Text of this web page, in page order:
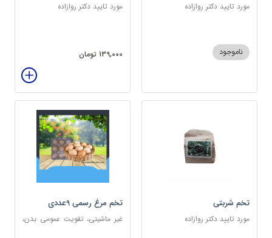
مورد تایید دکتر روازاده
ناموجود
مورد تایید دکتر روازاده
139,000 تومان
تخم شربتی
مورد تایید دکتر روازاده
تخم مرغ رسمی 9عددی
غیر ماشینی، تقویت عمومی بدن،